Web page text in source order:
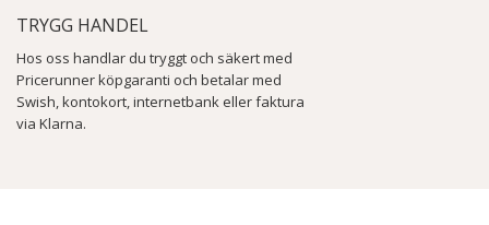
TRYGG HANDEL
Hos oss handlar du tryggt och säkert med
Pricerunner köpgaranti och betalar med
Swish, kontokort, internetbank eller faktura
via Klarna.